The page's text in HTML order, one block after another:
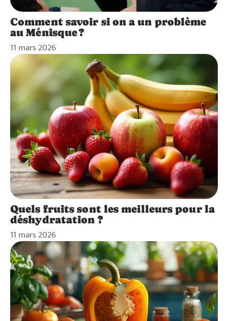
Comment savoir si on a un problème
au Ménisque ?
11 mars 2026
Quels fruits sont les meilleurs pour la
déshydratation ?
11 mars 2026